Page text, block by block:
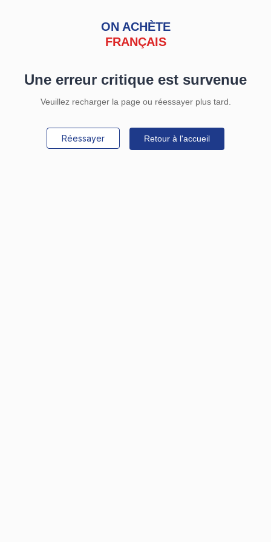
ON ACHÈTE
FRANÇAIS
Une erreur critique est survenue
Veuillez recharger la page ou réessayer plus tard.
Réessayer Retour à l'accueil